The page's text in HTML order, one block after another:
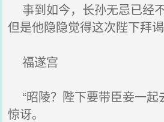
事到如今，长孙无忌已经
但是他隐隐觉得这次陛下拜谒
福遂宫
“昭陵？陛下要带臣妾一起
惊讶。